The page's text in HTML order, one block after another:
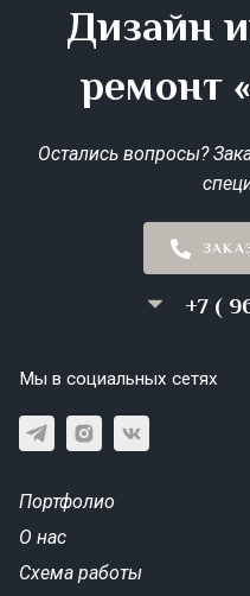
Дизайн
ремонт
Остались вопросы?
+7 (
Мы в социальных сетях
Портфолио
О нас
Схема работы